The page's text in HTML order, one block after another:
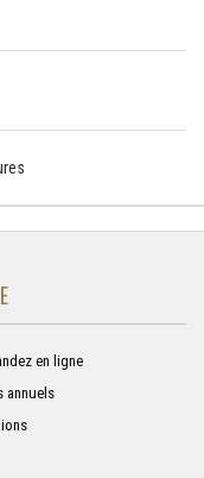
en ligne
annuels